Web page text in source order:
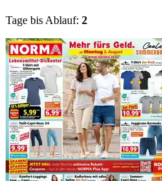
Tage bis Ablauf: 2